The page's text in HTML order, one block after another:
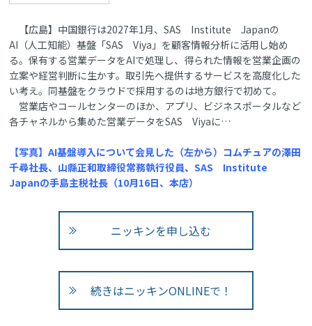
【広島】中国銀行は2027年1月、SAS Institute Japanの
AI（人工知能）基盤「SAS Viya」を顧客情報分析に活用し始め
る。保有する営業データをAIで処理し、得られた情報を営業企画の
立案や経営判断に生かす。取引先へ提供するサービスを高度化した
い考え。同基盤をクラウドで採用するのは地方銀行で初めて。
営業店やコールセンターのほか、アプリ、ビジネスポータルなど
各チャネルから集めた営業データをSAS Viyaに…
【写真】AI基盤導入について会見した（左から）コムチュアの澤田
千尋社長、山縣正和取締役常務執行役員、SAS Institute
Japanの手島主税社長（10月16日、本店）
ニッキンを申し込む
続きはニッキンONLINEで！